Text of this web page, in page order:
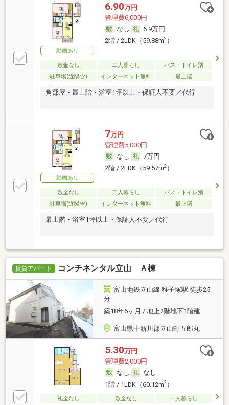
動画あり
6.90万円
管理費6,000円
なし
6.9万円
2階 / 2LDK（59.88m2）
敷金なし 二人暮らし
バス・トイレ別
駐車場(近隣含)
インターネット無料 最上階
角部屋・最上階・浴室1坪以上・保証人不要／代行
動画あり
7万円
管理費5,000円
なし
7万円
2階 / 2LDK（59.57m2）
敷金なし 二人暮らし
バス・トイレ別
駐車場(近隣含)
インターネット無料 最上階
最上階・浴室1坪以上・保証人不要／代行
賃貸アパート コンチネンタル立山 Ａ棟
富山地鉄立山線 稚子塚駅 徒歩25
分
築18年6ヶ月 / 地上2階地下1階建
富山県中新川郡立山町五郎丸
5.30万円
管理費2,000円
なし
なし
1階 / 1LDK（60.12m2）
礼金なし 敷金なし
一人暮らし